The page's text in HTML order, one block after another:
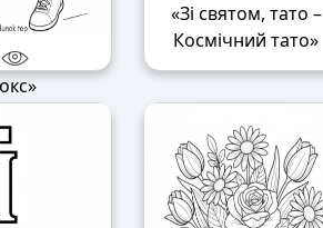
«Зі святом, тато –
Космічний тато»